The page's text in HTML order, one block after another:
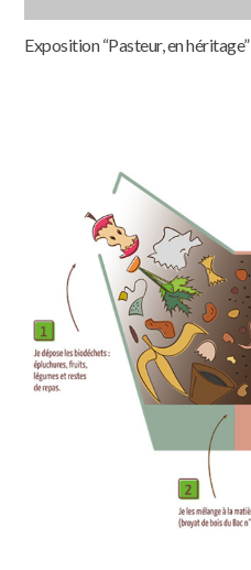
Exposition “Pasteur, en héritage”